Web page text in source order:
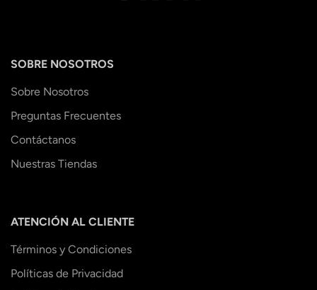
SOBRE NOSOTROS
Sobre Nosotros
Preguntas Frecuentes
Contáctanos
Nuestras Tiendas
ATENCIÓN AL CLIENTE
Términos y Condiciones
Políticas de Privacidad